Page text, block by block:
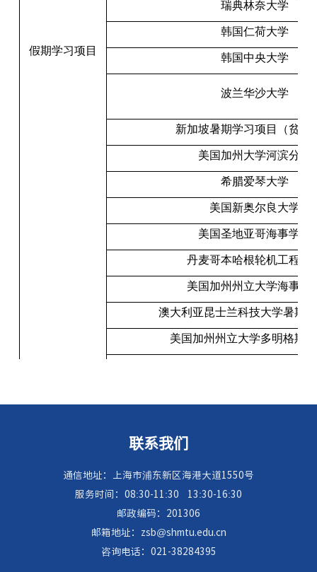
假期学习项目
瑞典林奈大学
韩国仁荷大学
韩国中央大学
波兰华沙大学
新加坡暑期学习项目（贫困
美国加州大学河滨分校
希腊爱琴大学
美国新奥尔良大学
美国圣地亚哥海事学院
丹麦哥本哈根轮机工程学
美国加州州立大学海事学
澳大利亚昆士兰科技大学暑期
美国加州州立大学多明格斯
联系我们
通信地址：上海市浦东新区海港大道1550号
服务时间：08:30-11:30
13:30-16:30
邮政编码：201306
邮箱地址：zsb@shmtu.edu.cn
咨询电话：021-38284395